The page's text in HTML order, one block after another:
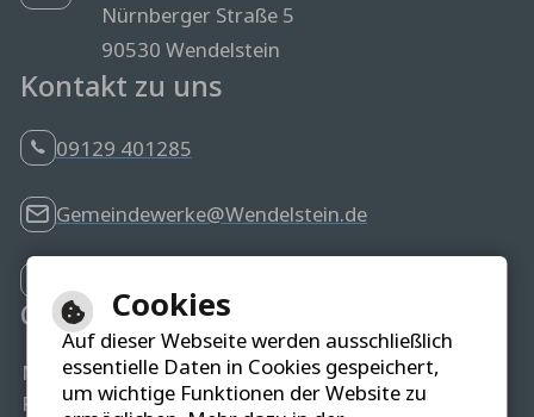
Nürnberger Straße 5
90530 Wendelstein
Kontakt zu uns
09129 401285
Gemeindewerke@Wendelstein.de
Öffnungszeiten
Mo-Do
8.00 - 12.00 Uhr & 14.00 - 16.00 Uhr
Fr
8.00 - 12.00 Uhr
Cookies
Auf dieser Webseite werden ausschließlich
essentielle Daten in Cookies gespeichert,
um wichtige Funktionen der Website zu